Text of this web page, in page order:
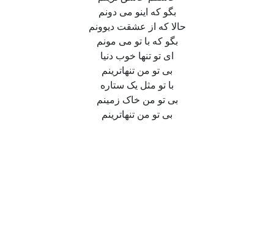
بگو که اینو می دونم
حالا که از عشقت دیوونم
بگو که با تو می مونم
ای تو تنها خوب دنیا
بی تو من تنهاترینم
با تو مثل یک ستاره
بی تو من خاک زمینم
بی تو من تنهاترینم